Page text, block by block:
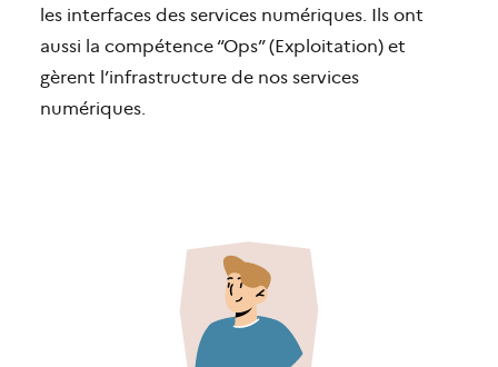
les interfaces des services numériques. Ils ont
aussi la compétence “Ops” (Exploitation) et
gèrent l’infrastructure de nos services
numériques.